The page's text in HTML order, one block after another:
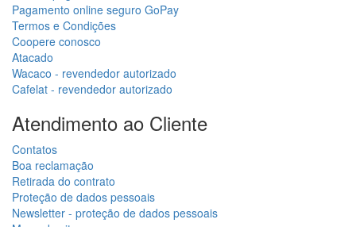
Pagamento online seguro GoPay
Termos e Condições
Coopere conosco
Atacado
Wacaco - revendedor autorizado
Cafelat - revendedor autorizado
Atendimento ao Cliente
Contatos
Boa reclamação
Retirada do contrato
Proteção de dados pessoais
Newsletter - proteção de dados pessoais